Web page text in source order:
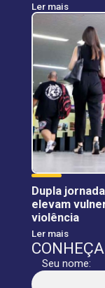
Ler mais
Dupla
elevam
violência
Ler mais
Seu nome: